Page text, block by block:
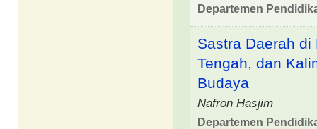
Departemen
Sastra Daerah
Tengah, dan
Budaya
Nafron Hasjim
Departemen